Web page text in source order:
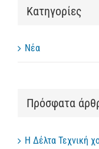
Kατηγορίες
Νέα
Πρόσφατα
Η Δέλτα Τεχνική